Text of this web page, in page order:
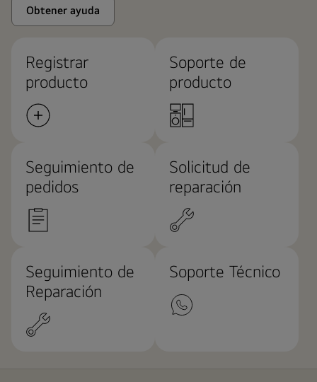
Obtener ayuda
Registrar
producto
Soporte de
producto
Seguimiento de
pedidos
Solicitud de
reparación
Seguimiento de
Reparación
Soporte Técnico